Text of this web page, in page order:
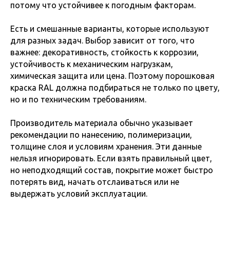
потому что устойчивее к погодным факторам.
Есть и смешанные варианты, которые используют
для разных задач. Выбор зависит от того, что
важнее: декоративность, стойкость к коррозии,
устойчивость к механическим нагрузкам,
химическая защита или цена. Поэтому порошковая
краска RAL должна подбираться не только по цвету,
но и по техническим требованиям.
Производитель материала обычно указывает
рекомендации по нанесению, полимеризации,
толщине слоя и условиям хранения. Эти данные
нельзя игнорировать. Если взять правильный цвет,
но неподходящий состав, покрытие может быстро
потерять вид, начать отслаиваться или не
выдержать условий эксплуатации.